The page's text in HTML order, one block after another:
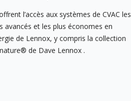
l’accès aux systèmes de CVAC les
avancés et les plus économes en
de Lennox, y compris la collection
de Dave Lennox .